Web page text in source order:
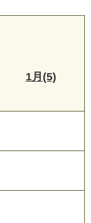
1月(5)